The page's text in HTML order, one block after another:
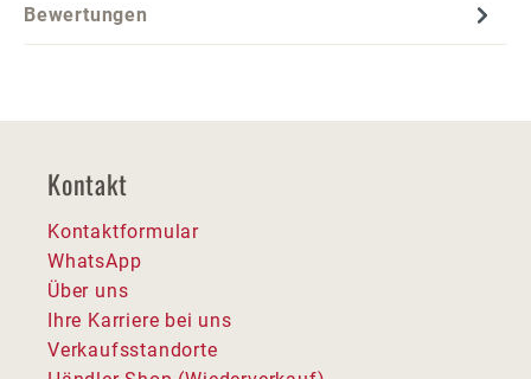
Bewertungen
Kontakt
Kontaktformular
WhatsApp
Über uns
Ihre Karriere bei uns
Verkaufsstandorte